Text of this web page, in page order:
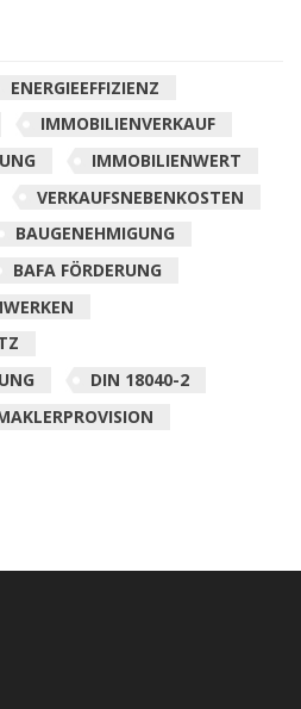
ENERGIEEFFIZIENZ
IMMOBILIENVERKAUF
IMMOBILIENWERT
VERKAUFSNEBENKOSTEN
BAUGENEHMIGUNG
BAFA FÖRDERUNG
DIN 18040-2